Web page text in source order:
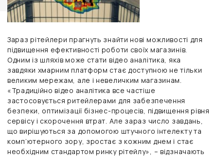
Зараз рітейлери прагнуть знайти нові можливості для
підвищення ефективності роботи своїх магазинів.
Одним із шляхів може стати відео аналітика, яка
завдяки хмарним платформ стає доступною не тільки
великим мережам, але і невеличким магазинам.
«Традиційно відео аналітика все частіше
застосовується ритейлерами для забезпечення
безпеки, оптимізації бізнес-процесів, підвищення рівня
сервісу і скорочення втрат. Але зараз число завдань,
що вирішуються за допомогою штучного інтелекту та
комп’ютерного зору, зростає з кожним днем і стає
необхідним стандартом ринку рітейлу», – відзначають